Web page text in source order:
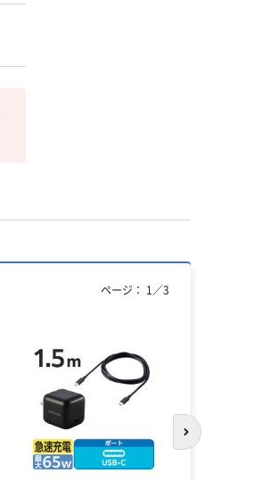
ページ： 1 ／3
次のスライド